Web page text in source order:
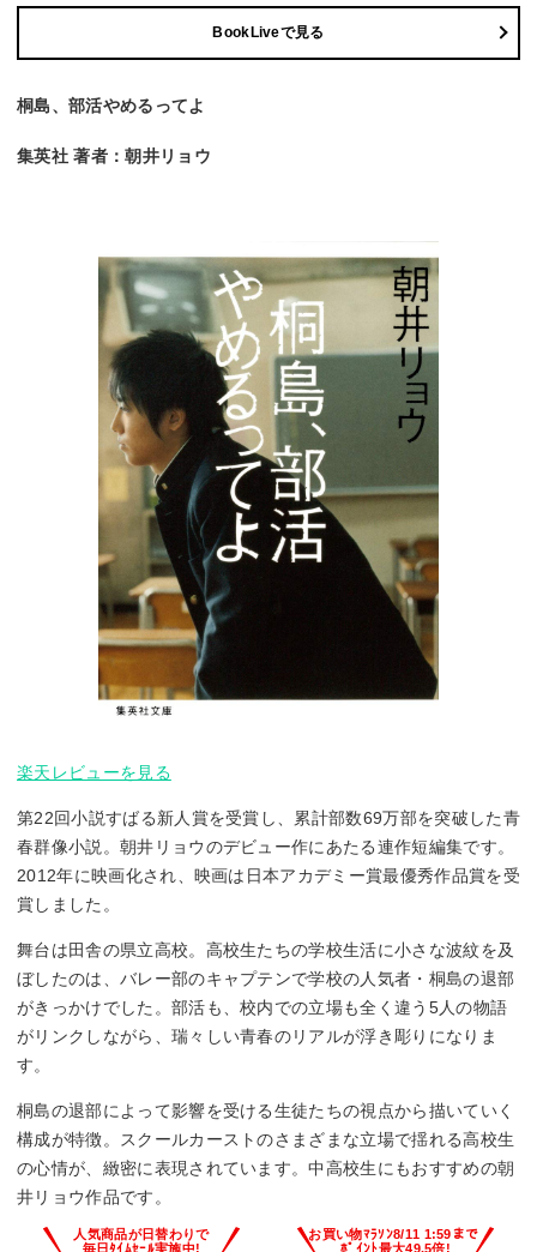
BookLiveで見る
桐島、部活やめるってよ
集英社 著者：朝井リョウ
楽天レビューを見る
第22回小説すばる新人賞を受賞し、累計部数69万部を突破した青
春群像小説。朝井リョウのデビュー作にあたる連作短編集です。
2012年に映画化され、映画は日本アカデミー賞最優秀作品賞を受
賞しました。
舞台は田舎の県立高校。高校生たちの学校生活に小さな波紋を及
ぼしたのは、バレー部のキャプテンで学校の人気者・桐島の退部
がきっかけでした。部活も、校内での立場も全く違う5人の物語
がリンクしながら、瑞々しい青春のリアルが浮き彫りになりま
す。
桐島の退部によって影響を受ける生徒たちの視点から描いていく
構成が特徴。スクールカーストのさまざまな立場で揺れる高校生
の心情が、緻密に表現されています。中高校生にもおすすめの朝
井リョウ作品です。